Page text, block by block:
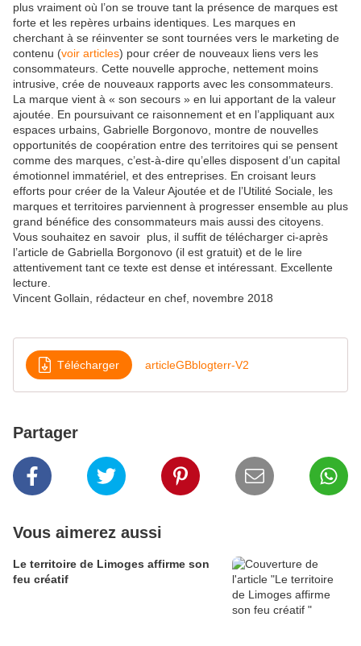
plus vraiment où l’on se trouve tant la présence de marques est
forte et les repères urbains identiques. Les marques en
cherchant à se réinventer se sont tournées vers le marketing de
contenu (voir articles) pour créer de nouveaux liens vers les
consommateurs. Cette nouvelle approche, nettement moins
intrusive, crée de nouveaux rapports avec les consommateurs.
La marque vient à « son secours » en lui apportant de la valeur
ajoutée. En poursuivant ce raisonnement et en l’appliquant aux
espaces urbains, Gabrielle Borgonovo, montre de nouvelles
opportunités de coopération entre des territoires qui se pensent
comme des marques, c’est-à-dire qu’elles disposent d’un capital
émotionnel immatériel, et des entreprises. En croisant leurs
efforts pour créer de la Valeur Ajoutée et de l’Utilité Sociale, les
marques et territoires parviennent à progresser ensemble au plus
grand bénéfice des consommateurs mais aussi des citoyens.
Vous souhaitez en savoir plus, il suffit de télécharger ci-après
l’article de Gabriella Borgonovo (il est gratuit) et de le lire
attentivement tant ce texte est dense et intéressant. Excellente
lecture.
Vincent Gollain, rédacteur en chef, novembre 2018
Télécharger articleGBblogterr-V2
Partager
Vous aimerez aussi
Le territoire de Limoges affirme son
feu créatif